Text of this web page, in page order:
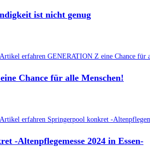
ist nicht genug
Chance für alle Menschen!
-Altenpflegemesse 2024 in Essen-